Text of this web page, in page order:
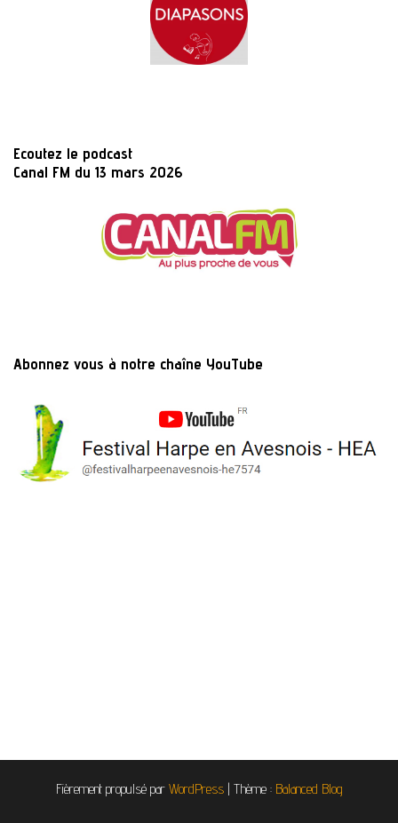
Ecoutez le podcast
Canal FM du 13 mars 2026
Abonnez vous à notre chaîne YouTube
Fièrement propulsé par WordPress | Thème : Balanced Blog